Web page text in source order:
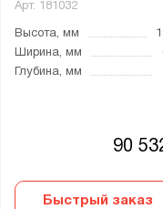
Арт. 181032
Высота, мм
Ширина, мм
Глубина, мм
90
Быстрый заказ
Количество
1
7